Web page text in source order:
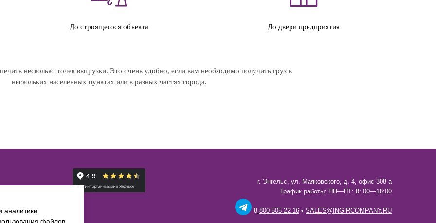
файлов
До строящегося объекта До двери предприятия
несколько точек выгрузки. Это очень удобно, если вам необходимо получить груз в
нескольких населенных пунктах или в разных частях города.
г. Энгельс, ул. Маяковского, д. 4, офис 308 а
График работы: ПН—ПТ: 8: 00—18:00
8 800 505 22 16 • SALES@INGIRCOMPANY.RU